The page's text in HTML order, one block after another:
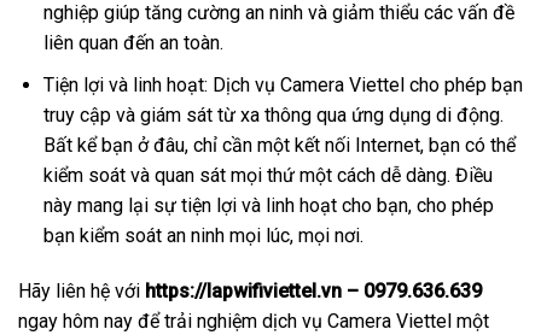
nghiệp giúp tăng cường an ninh và giảm thiểu các vấn đề
liên quan đến an toàn.
Tiện lợi và linh hoạt: Dịch vụ Camera Viettel cho phép bạn
truy cập và giám sát từ xa thông qua ứng dụng di động.
Bất kể bạn ở đâu, chỉ cần một kết nối Internet, bạn có thể
kiểm soát và quan sát mọi thứ một cách dễ dàng. Điều
này mang lại sự tiện lợi và linh hoạt cho bạn, cho phép
bạn kiểm soát an ninh mọi lúc, mọi nơi.
Hãy liên hệ với https://lapwifiviettel.vn – 0979.636.639
ngay hôm nay để trải nghiệm dịch vụ Camera Viettel một